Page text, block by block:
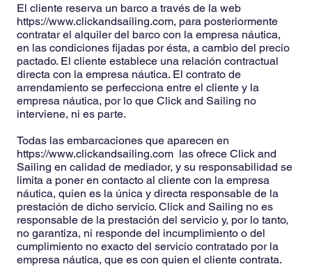
El cliente reserva un barco a través de la web
https://www.clickandsailing.com, para posteriormente
contratar el alquiler del barco con la empresa náutica,
en las condiciones fijadas por ésta, a cambio del precio
pactado. El cliente establece una relación contractual
directa con la empresa náutica. El contrato de
arrendamiento se perfecciona entre el cliente y la
empresa náutica, por lo que Click and Sailing no
interviene, ni es parte.
Todas las embarcaciones que aparecen en
https://www.clickandsailing.com las ofrece Click and
Sailing en calidad de mediador, y su responsabilidad se
limita a poner en contacto al cliente con la empresa
náutica, quien es la única y directa responsable de la
prestación de dicho servicio. Click and Sailing no es
responsable de la prestación del servicio y, por lo tanto,
no garantiza, ni responde del incumplimiento o del
cumplimiento no exacto del servicio contratado por la
empresa náutica, que es con quien el cliente contrata.